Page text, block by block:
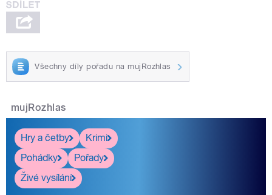
Všechny díly pořadu na mujRozhlas
mujRozhlas
Hry a četby
Krimi
Pohádky
Pořady
Živé vysílání